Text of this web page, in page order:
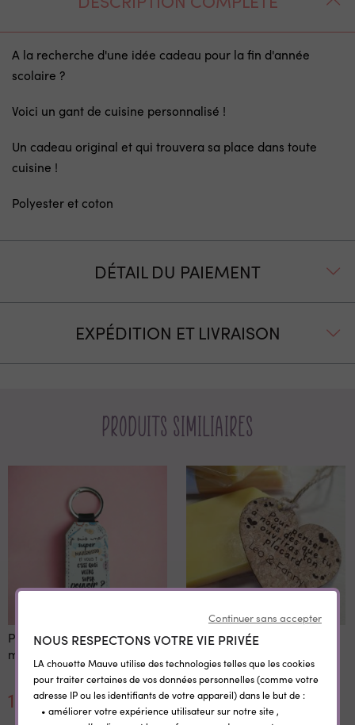
A la recherche d'une idée cadeau pour la fin d'année
scolaire ?
Voici un gant de cuisine personnalisé !
Un cadeau original et qui trouvera sa place dans toute
cuisine !
Polyester et coton
DÉTAIL DU PAIEMENT
EXPÉDITION ET LIVRAISON
Produits similiaires
Porte clé simili cuir Super
maîtresse
11,10 €
Tablette parfumée placard
personnalisée
6,00 €
Continuer sans accepter
NOUS RESPECTONS VOTRE VIE PRIVÉE
LA chouette Mauve utilise des technologies telles que les cookies
pour traiter certaines de vos données personnelles (comme votre
adresse IP ou les identifiants de votre appareil) dans le but de :
• améliorer votre expérience utilisateur sur notre site ,